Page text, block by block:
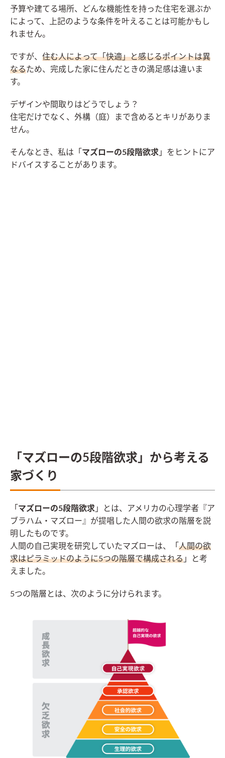
予算や建てる場所、どんな機能性を持った住宅を選ぶか
によって、上記のような条件を叶えることは可能かもし
れません。
ですが、 住む人によって「快適」と感じるポイントは異
なるため、完成した家に住んだときの満足感は違いま
す。
デザインや間取りはどうでしょう？
住宅だけでなく、外構（庭）まで含めるとキリがありま
せん。
そんなとき、私は「 マズローの5段階欲求 」をヒントにア
ドバイスすることがあります。
「マズローの5段階欲求」から考える
家づくり
「 マズローの5段階欲求 」とは、アメリカの心理学者『ア
ブラハム・マズロー』が提唱した人間の欲求の階層を説
明したものです。
人間の自己実現を研究していたマズローは、「 人間の欲
求はピラミッドのように5つの階層で構成される 」と考
えました。
5つの階層とは、次のように分けられます。